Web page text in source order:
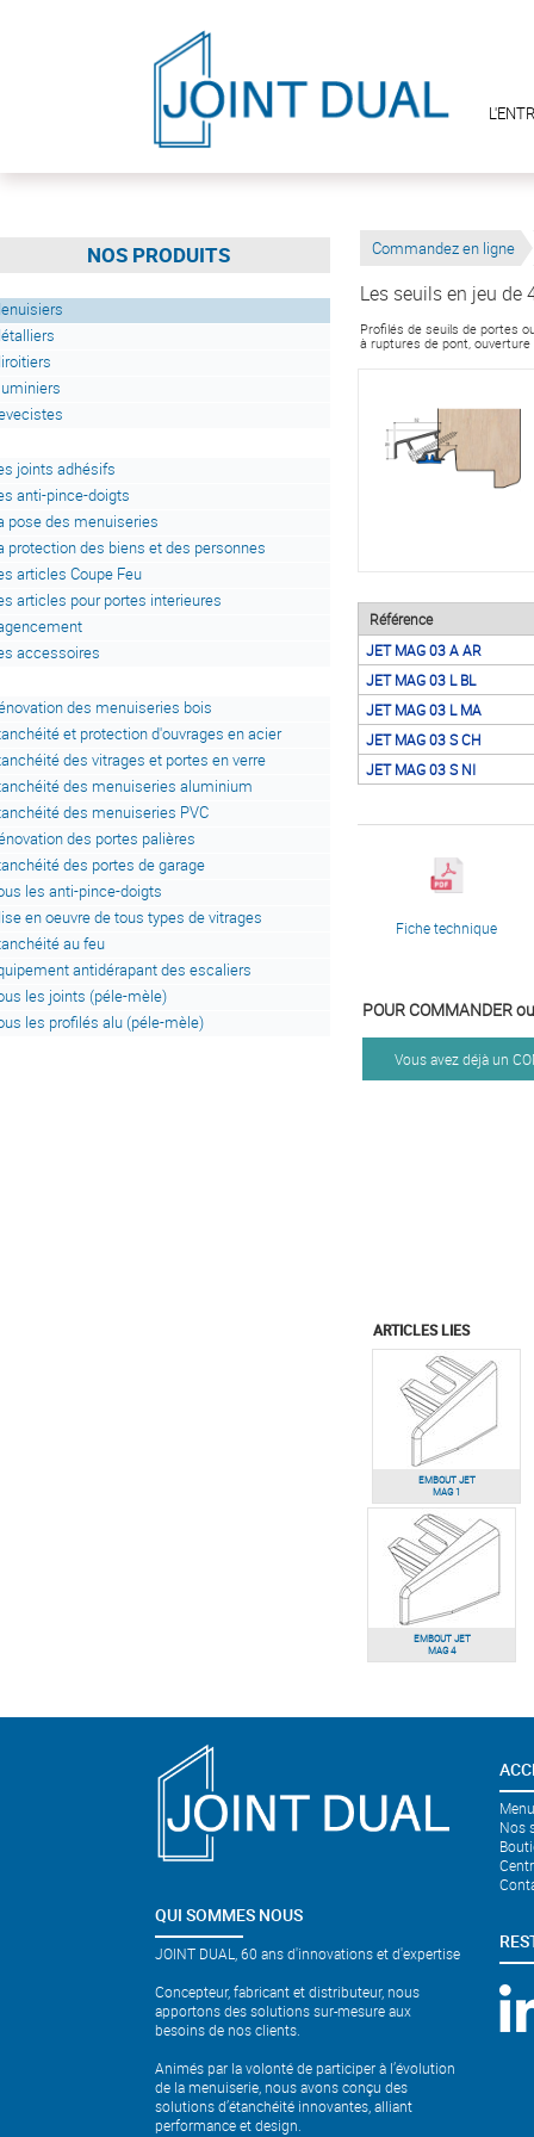
NOS PRODUITS
joints adhésifs
anti-pince-doigts
pose des menuiseries
protection des biens et des personnes
articles Coupe Feu
articles pour portes interieures
accessoires
des menuiseries bois
et protection d'ouvrages en acier
des vitrages et portes en verre
des menuiseries aluminium
des menuiseries PVC
des portes palières
des portes de garage
les anti-pince-doigts
en oeuvre de tous types de vitrages
au feu
antidérapant des escaliers
les joints (péle-mèle)
les profilés alu (péle-mèle)
Commandez en ligne
Les seuils en jeu de
Profilés de seuils de portes
à ruptures de pont,
Référence
JET MAG 03 A AR
JET MAG 03 L BL
JET MAG 03 L MA
JET MAG 03 S CH
JET MAG 03 S NI
Fiche technique
POUR COMMANDER
Vous avez déjà un
ARTICLES LIES
EMBOUT JET
MAG 1
EMBOUT JET
MAG 4
QUI SOMMES NOUS
JOINT DUAL, 60 ans d'innovations et d'expertise
Concepteur, fabricant et distributeur, nous
apportons des solutions sur-mesure aux
besoins de nos clients.
Animés par la volonté de participer à l’évolution
de la menuiserie, nous avons conçu des
solutions d’étanchéité innovantes, alliant
performance et design.
Nos